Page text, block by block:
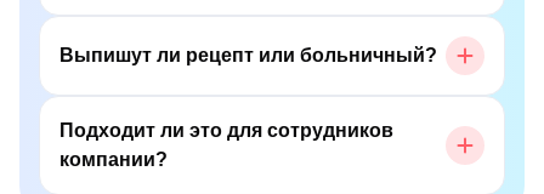
Выпишут ли рецепт или больничный?
Подходит ли это для сотрудников
компании?